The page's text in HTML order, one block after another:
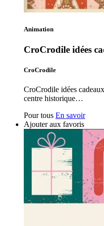
Animation
CroCrodile idées
CroCrodile
CroCrodile idées
centre historique…
Pour tous En savoir
Ajouter aux favoris